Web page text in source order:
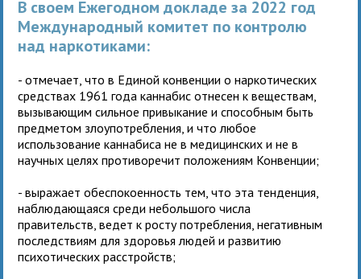
В своем Ежегодном докладе за 2022 год
Международный комитет по контролю
над наркотиками:
- отмечает, что в Единой конвенции о наркотических
средствах 1961 года каннабис отнесен к веществам,
вызывающим сильное привыкание и способным быть
предметом злоупотребления, и что любое
использование каннабиса не в медицинских и не в
научных целях противоречит положениям Конвенции;
- выражает обеспокоенность тем, что эта тенденция,
наблюдающаяся среди небольшого числа
правительств, ведет к росту потребления, негативным
последствиям для здоровья людей и развитию
психотических расстройств;